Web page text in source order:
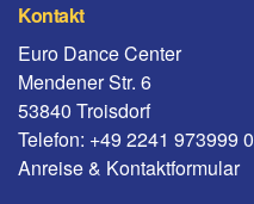
Kontakt
Euro Dance Center
Mendener Str. 6
53840 Troisdorf
Telefon: +49 2241 973999 0
Anreise & Kontaktformular